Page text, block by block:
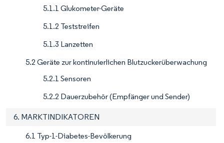
5.1.1 Glukometer-Geräte
5.1.2 Teststreifen
5.1.3 Lanzetten
5.2 Geräte zur kontinuierlichen Blutzuckerüberwachung
5.2.1 Sensoren
5.2.2 Dauerzubehör (Empfänger und Sender)
6. MARKTINDIKATOREN
6.1 Typ-1-Diabetes-Bevölkerung